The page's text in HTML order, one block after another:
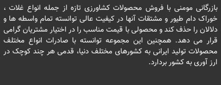
بازرگانی مومنی با فروش محصولات کشاورزی تازه از جمله انواع غلات ،
خوراک دام طیور و مشتقات آنها در کیفیت عالی توانسته تمام واسطه ها و
دلالان را حذف کند و محصولی با قیمت مناسب را در اختیار مشتریان گرامی
قرار می دهد. همچنین این مجموعه توانسته با صادرات انواع مختلف
محصولات تولید ایرانی به کشورهای مختلف دنیا، قدمی هر چند کوچک در
ارز آوری به کشور بردارد.